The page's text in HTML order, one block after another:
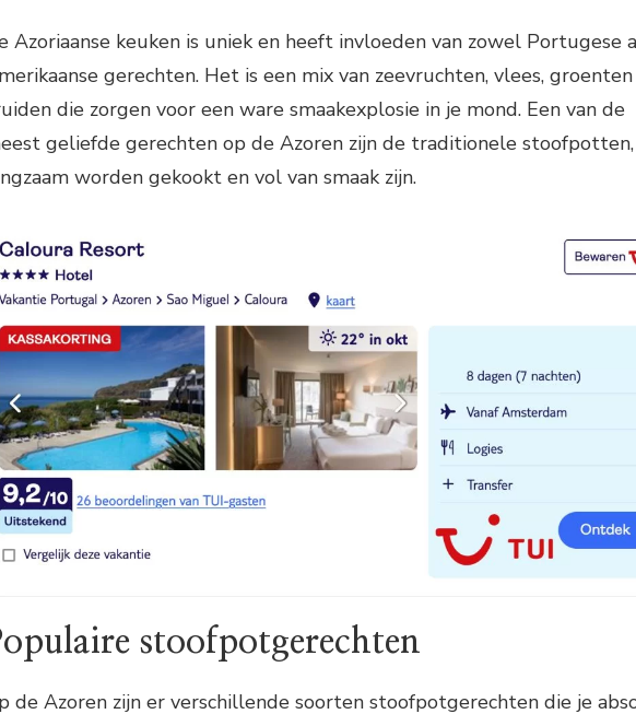
Azoriaanse keuken is uniek en heeft invloeden van zowel Portugese
gerechten. Het is een mix van zeevruchten, vlees,
die zorgen voor een ware smaakexplosie in je mond. Een van de
geliefde gerechten op de Azoren zijn de traditionele
worden gekookt en vol van smaak zijn.
stoofpotgerechten
de Azoren zijn er verschillende soorten stoofpotgerechten die je